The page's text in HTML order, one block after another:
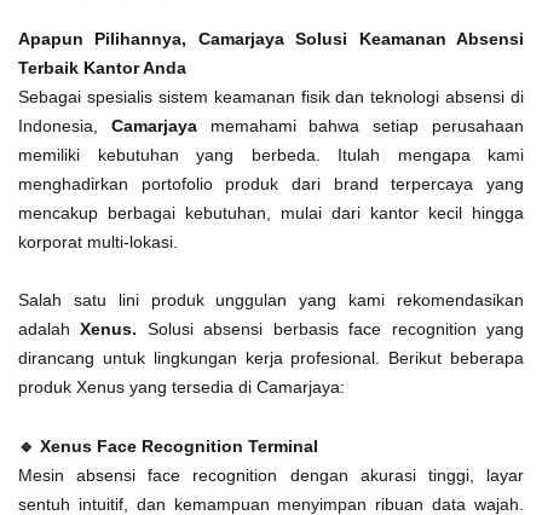
Apapun Pilihannya, Camarjaya Solusi Keamanan Absensi
Terbaik Kantor Anda
Sebagai spesialis sistem keamanan fisik dan teknologi absensi di
Indonesia, Camarjayamemahami bahwa setiap perusahaan
memiliki kebutuhan yang berbeda. Itulah mengapa kami
menghadirkan portofolio produk dari brand terpercaya yang
mencakup berbagai kebutuhan, mulai dari kantor kecil hingga
korporat multi-lokasi.
Salah satu lini produk unggulan yang kami rekomendasikan
adalahXenus. Solusi absensi berbasis face recognition yang
dirancang untuk lingkungan kerja profesional. Berikut beberapa
produk Xenus yang tersedia di Camarjaya:
🔹 Xenus Face Recognition Terminal
Mesin absensi face recognition dengan akurasi tinggi, layar
sentuh intuitif, dan kemampuan menyimpan ribuan data wajah.